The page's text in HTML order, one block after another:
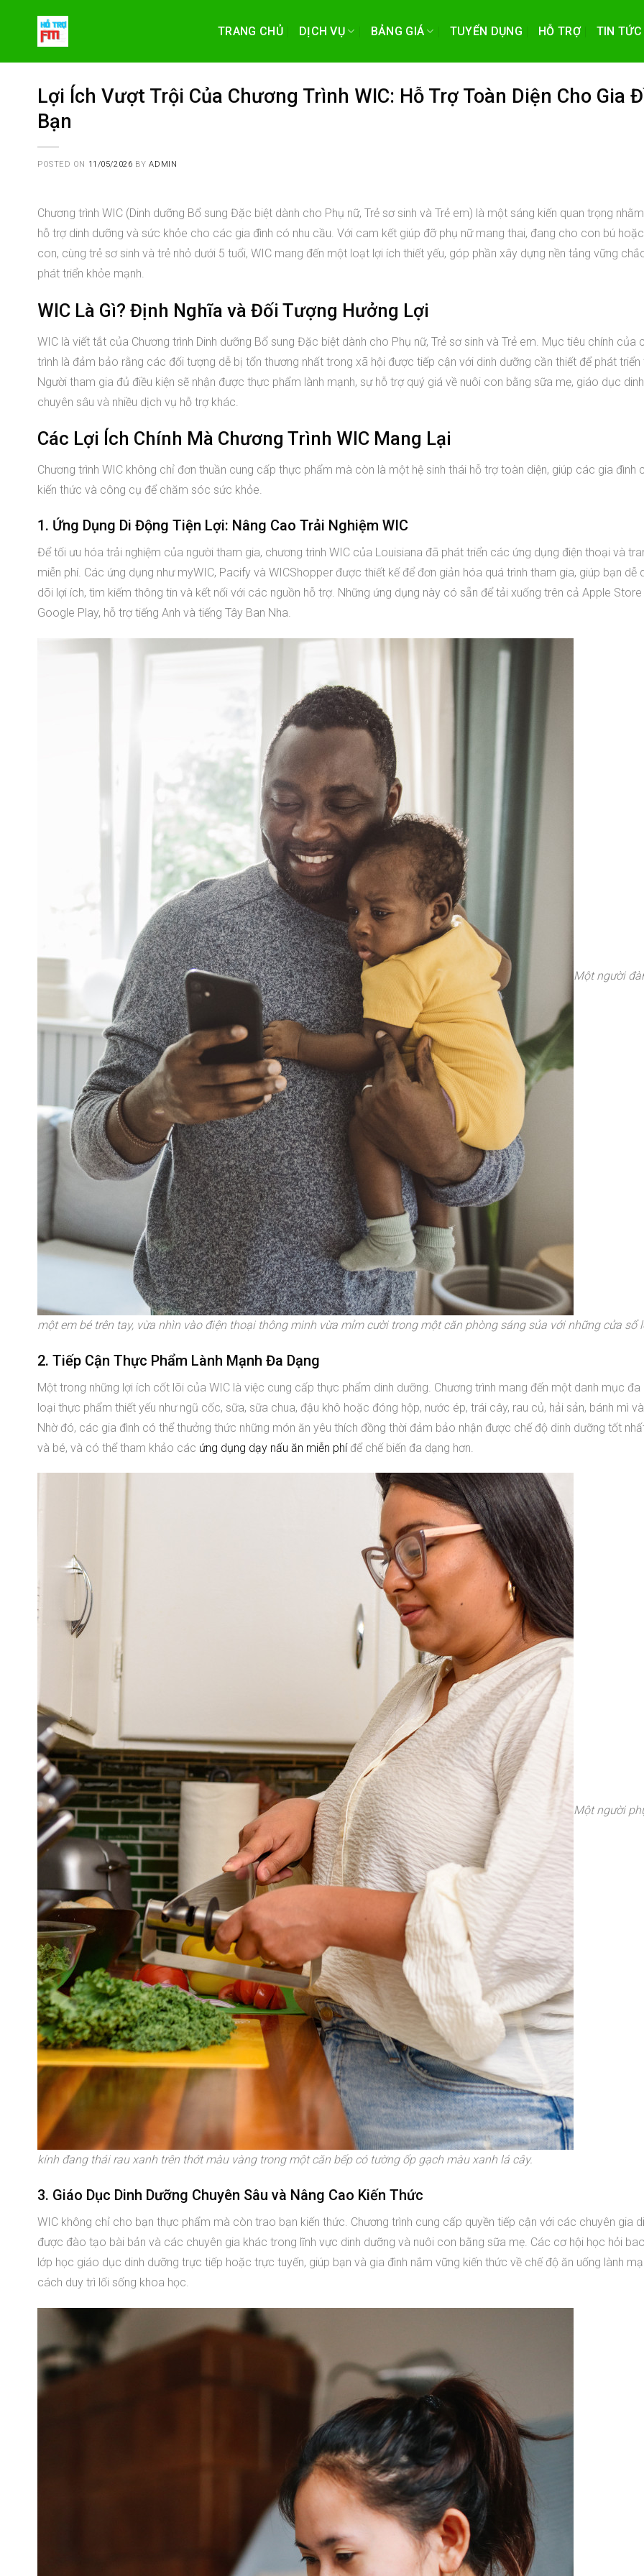
content
TRANG CHỦ DỊCH VỤ BẢNG GIÁ TUYỂN DỤNG HỖ TRỢ TIN TỨC
Lợi Ích Vượt Trội Của Chương Trình WIC: Hỗ Trợ Toàn Diện Cho Gia
Bạn
POSTED ON 11/05/2026 BYADMIN
Chương trình WIC (Dinh dưỡng Bổ sung Đặc biệt dành cho Phụ nữ, Trẻ sơ sinh và Trẻ em) là một sáng kiến quan trọng
hỗ trợ dinh dưỡng và sức khỏe cho các gia đình có nhu cầu. Với cam kết giúp đỡ phụ nữ mang thai, đang cho con bú
con, cùng trẻ sơ sinh và trẻ nhỏ dưới 5 tuổi, WIC mang đến một loạt lợi ích thiết yếu, góp phần xây dựng nền tảng vững
phát triển khỏe mạnh.
WIC Là Gì? Định Nghĩa và Đối Tượng Hưởng Lợi
WIC là viết tắt của Chương trình Dinh dưỡng Bổ sung Đặc biệt dành cho Phụ nữ, Trẻ sơ sinh và Trẻ em. Mục tiêu chính của
trình là đảm bảo rằng các đối tượng dễ bị tổn thương nhất trong xã hội được tiếp cận với dinh dưỡng cần thiết để phát triển
Người tham gia đủ điều kiện sẽ nhận được thực phẩm lành mạnh, sự hỗ trợ quý giá về nuôi con bằng sữa mẹ, giáo dục
chuyên sâu và nhiều dịch vụ hỗ trợ khác.
Các Lợi Ích Chính Mà Chương Trình WIC Mang Lại
Chương trình WIC không chỉ đơn thuần cung cấp thực phẩm mà còn là một hệ sinh thái hỗ trợ toàn diện, giúp các gia đình
kiến thức và công cụ để chăm sóc sức khỏe.
1. Ứng Dụng Di Động Tiện Lợi: Nâng Cao Trải Nghiệm WIC
Để tối ưu hóa trải nghiệm của người tham gia, chương trình WIC của Louisiana đã phát triển các ứng dụng điện thoại và
miễn phí. Các ứng dụng như myWIC, Pacify và WICShopper được thiết kế để đơn giản hóa quá trình tham gia, giúp bạn dễ
dõi lợi ích, tìm kiếm thông tin và kết nối với các nguồn hỗ trợ. Những ứng dụng này có sẵn để tải xuống trên cả Apple Store
Google Play, hỗ trợ tiếng Anh và tiếng Tây Ban Nha.
Một người
một em bé trên tay, vừa nhìn vào điện thoại thông minh vừa mỉm cười trong một căn phòng sáng sủa với những cửa sổ
2. Tiếp Cận Thực Phẩm Lành Mạnh Đa Dạng
Một trong những lợi ích cốt lõi của WIC là việc cung cấp thực phẩm dinh dưỡng. Chương trình mang đến một danh mục
loại thực phẩm thiết yếu như ngũ cốc, sữa, sữa chua, đậu khô hoặc đóng hộp, nước ép, trái cây, rau củ, hải sản, bánh mì
Nhờ đó, các gia đình có thể thưởng thức những món ăn yêu thích đồng thời đảm bảo nhận được chế độ dinh dưỡng tốt
và bé, và có thể tham khảo các ứng dụng dạy nấu ăn miễn phíđể chế biến đa dạng hơn.
Một người
kính đang thái rau xanh trên thớt màu vàng trong một căn bếp có tường ốp gạch màu xanh lá cây.
3. Giáo Dục Dinh Dưỡng Chuyên Sâu và Nâng Cao Kiến Thức
WIC không chỉ cho bạn thực phẩm mà còn trao bạn kiến thức. Chương trình cung cấp quyền tiếp cận với các chuyên gia
được đào tạo bài bản và các chuyên gia khác trong lĩnh vực dinh dưỡng và nuôi con bằng sữa mẹ. Các cơ hội học hỏi
lớp học giáo dục dinh dưỡng trực tiếp hoặc trực tuyến, giúp bạn và gia đình nắm vững kiến thức về chế độ ăn uống lành
cách duy trì lối sống khoa học.